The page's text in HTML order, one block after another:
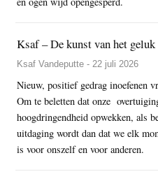
Ksaf – De kunst van het geluk
Ksaf Vandeputte - 22 juli 2026
Nieuw, positief gedrag inoefenen
Om te beletten dat onze
hoogdringendheid opwekken, als
uitdaging wordt dan dat we elk
is voor onszelf en voor anderen.